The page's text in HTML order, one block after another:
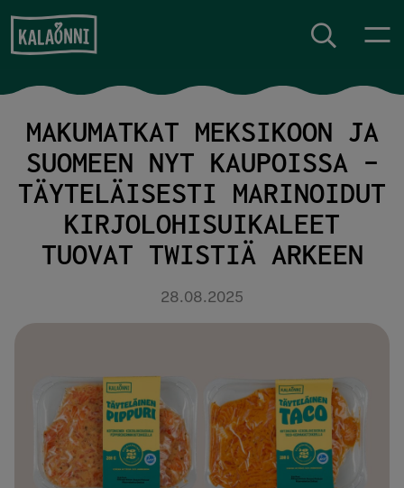
Siirry sisältöön
MAKUMATKAT MEKSIKOON JA
SUOMEEN NYT KAUPOISSA –
TÄYTELÄISESTI MARINOIDUT
KIRJOLOHISUIKALEET
TUOVAT TWISTIÄ ARKEEN
28.08.2025